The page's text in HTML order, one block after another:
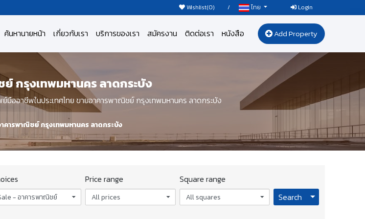
Wishlist(0) / ไทย Login
ค้นหานายหน้า เกี่ยวกับเรา บริการของเรา สมัครงาน ติดต่อเรา หนังสือ Add Property
กรุงเทพมหานคร ลาดกระบัง
มืออาชีพในประเทศไทย ขายอาคารพาณิชย์ กรุงเทพมหานคร ลาดกระบัง
คารพาณิชย์ กรุงเทพมหานคร ลาดกระบัง
Sale - อาคารพาณิชย์
Price range
All prices
Square range
All squares Search Toggle